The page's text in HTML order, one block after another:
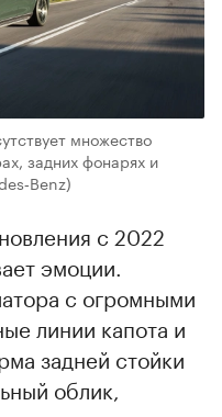
множество
задних фонарях и
с 2022
эмоции.
с огромными
линии капота и
задней стойки
облик,